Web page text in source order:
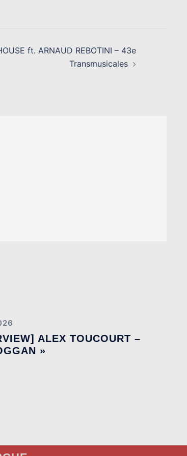
ft. ARNAUD REBOTINI – 43e
Transmusicales
ALEX TOUCOURT –
»